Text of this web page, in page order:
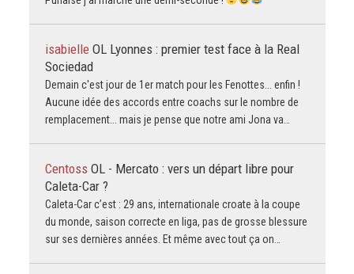
isabielle OL Lyonnes : premier test face à la Real
Sociedad
Demain c'est jour de 1er match pour les Fenottes... enfin !
Aucune idée des accords entre coachs sur le nombre de
remplacement... mais je pense que notre ami Jona va…
Centoss OL - Mercato : vers un départ libre pour
Caleta-Car ?
Caleta-Car c’est : 29 ans, internationale croate à la coupe
du monde, saison correcte en liga, pas de grosse blessure
sur ses dernières années. Et même avec tout ça on…